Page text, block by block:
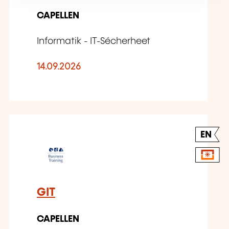
CAPELLEN
Informatik - IT-Sécherheet
14.09.2026
EN
GIT
CAPELLEN